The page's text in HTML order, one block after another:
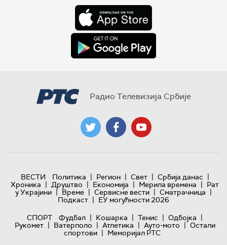
Радио Телевизија Србије
ВЕСТИ Политика | Регион | Свет | Србија данас |
Хроника | Друштво | Економија | Мерила времена | Рат
у Украјини | Време | Сервисне вести | Сматрачница |
Подкаст | ЕУ могућности 2026
СПОРТ
Фудбал | Кошарка | Тенис | Одбојка |
Рукомет | Ватерполо | Атлетика | Ауто-мото | Остали
спортови | Меморијал РТС